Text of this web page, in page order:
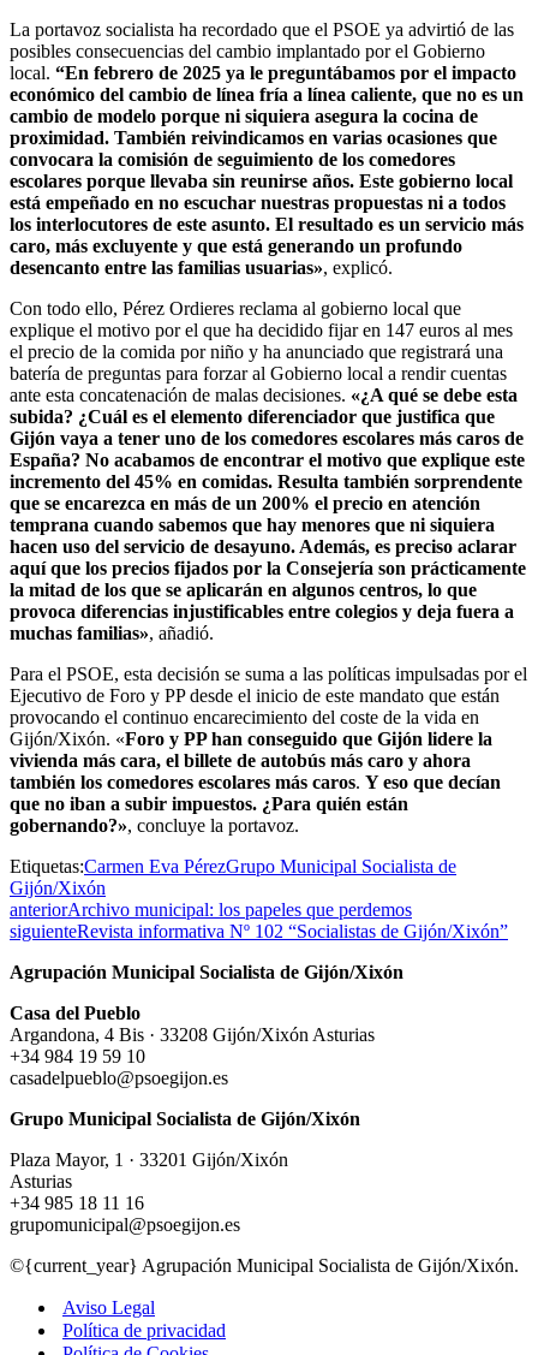
La portavoz socialista ha recordado que el PSOE ya advirtió de las
posibles consecuencias del cambio implantado por el Gobierno
local. “En febrero de 2025 ya le preguntábamos por el impacto
económico del cambio de línea fría a línea caliente, que no es un
cambio de modelo porque ni siquiera asegura la cocina de
proximidad. También reivindicamos en varias ocasiones que
convocara la comisión de seguimiento de los comedores
escolares porque llevaba sin reunirse años. Este gobierno local
está empeñado en no escuchar nuestras propuestas ni a todos
los interlocutores de este asunto. El resultado es un servicio más
caro, más excluyente y que está generando un profundo
desencanto entre las familias usuarias», explicó.
Con todo ello, Pérez Ordieres reclama al gobierno local que
explique el motivo por el que ha decidido fijar en 147 euros al mes
el precio de la comida por niño y ha anunciado que registrará una
batería de preguntas para forzar al Gobierno local a rendir cuentas
ante esta concatenación de malas decisiones. «¿A qué se debe esta
subida? ¿Cuál es el elemento diferenciador que justifica que
Gijón vaya a tener uno de los comedores escolares más caros de
España? No acabamos de encontrar el motivo que explique este
incremento del 45% en comidas. Resulta también sorprendente
que se encarezca en más de un 200% el precio en atención
temprana cuando sabemos que hay menores que ni siquiera
hacen uso del servicio de desayuno. Además, es preciso aclarar
aquí que los precios fijados por la Consejería son prácticamente
la mitad de los que se aplicarán en algunos centros, lo que
provoca diferencias injustificables entre colegios y deja fuera a
muchas familias», añadió.
Para el PSOE, esta decisión se suma a las políticas impulsadas por el
Ejecutivo de Foro y PP desde el inicio de este mandato que están
provocando el continuo encarecimiento del coste de la vida en
Gijón/Xixón. «Foro y PP han conseguido que Gijón lidere la
vivienda más cara, el billete de autobús más caro y ahora
también los comedores escolares más caros. Y eso que decían
que no iban a subir impuestos. ¿Para quién están
gobernando?», concluye la portavoz.
Etiquetas:Carmen Eva PérezGrupo Municipal Socialista de
Gijón/Xixón
anteriorArchivo municipal: los papeles que perdemos
siguienteRevista informativa Nº 102 “Socialistas de Gijón/Xixón”
Agrupación Municipal Socialista de Gijón/Xixón
Casa del Pueblo
Argandona, 4 Bis · 33208 Gijón/Xixón Asturias
+34 984 19 59 10
casadelpueblo@psoegijon.es
Grupo Municipal Socialista de Gijón/Xixón
Plaza Mayor, 1 · 33201 Gijón/Xixón
Asturias
+34 985 18 11 16
grupomunicipal@psoegijon.es
©{current_year} Agrupación Municipal Socialista de Gijón/Xixón.
Aviso Legal
Política de privacidad